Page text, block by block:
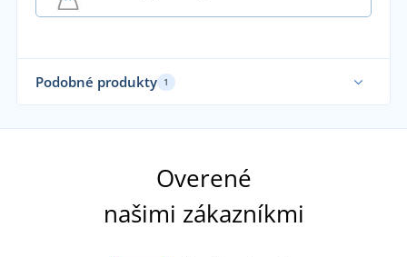
Podobné produkty 1
Overené
našimi zákazníkmi